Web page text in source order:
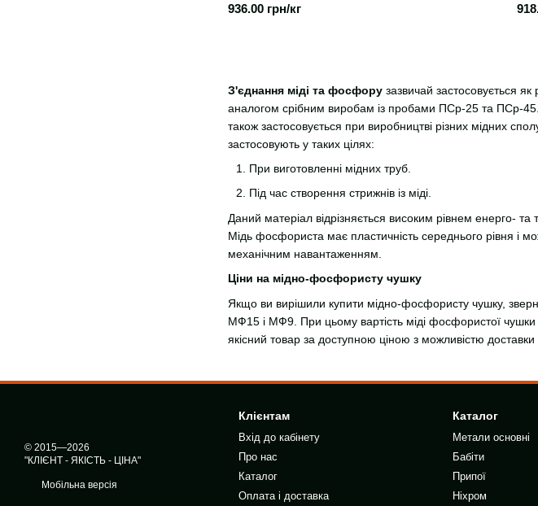
936.00 грн/кг
З'єднання міді та фосфору зазвичай застосовується
аналогом срібним виробам із пробами ПСр-25 та ПСр-45.
також застосовується при виробництві різних мідних
застосовують у таких цілях:
При виготовленні мідних труб.
Під час створення стрижнів із міді.
Даний матеріал відрізняється високим рівнем енерго-
Мідь фосфориста має пластичність середнього рівня і
механічним навантаженням.
Ціни на мідно-фосфористу чушку
Якщо ви вирішили купити мідно-фосфористу чушку,
МФ15 і МФ9. При цьому вартість міді фосфористої
якісний товар за доступною ціною з можливістю
© 2015—2026
"КЛІЄНТ - ЯКІСТЬ - ЦІНА"
Мобільна версія
Клієнтам
Вхід до кабінету
Про нас
Каталог
Оплата і доставка
Каталог
Метали основні
Бабіти
Припої
Ніхром